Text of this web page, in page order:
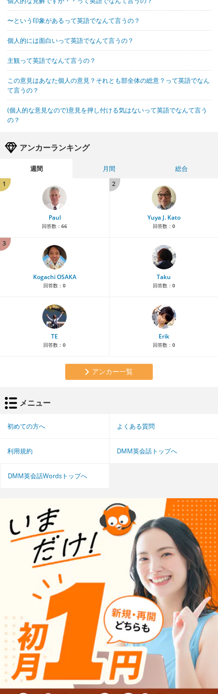
〜という印象があるって英語でなんて言うの？
個人的には面白いって英語でなんて言うの？
主観って英語でなんて言うの？
この意見はあなた個人の意見？それとも部全体の総意？って英語でなん
て言うの？
(個人的な意見なので)意見を押し付ける気はないって英語でなんて言う
の？
アンカーランキング
週間 月間
総合
1
Paul
回答数： 66
2
Yuya J. Kato
回答数： 0
3
Kogachi OSAKA
回答数： 0
Taku
回答数： 0
TE
回答数： 0
Erik
回答数： 0
アンカー一覧
メニュー
初めての方へ よくある質問
利用規約 DMM英会話トップへ
DMM英会話Wordsトップへ